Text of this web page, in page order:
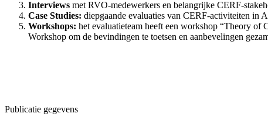
Interviews met RVO-medewerkers en belangrijke CERF-
Case Studies: diepgaande evaluaties van CERF-activiteiten in
Workshops: het evaluatieteam heeft een workshop “Theory of
Workshop om de bevindingen te toetsen en aanbevelingen
Publicatie gegevens